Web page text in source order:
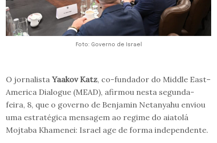
Foto: Governo de Israel
O jornalista Yaakov Katz, co-fundador do Middle East–
America Dialogue (MEAD), afirmou nesta segunda-
feira, 8, que o governo de Benjamin Netanyahu enviou
uma estratégica mensagem ao regime do aiatolá
Mojtaba Khamenei: Israel age de forma independente.